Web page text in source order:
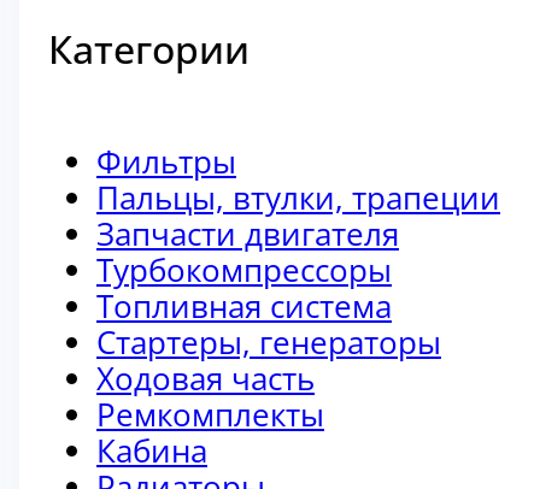
Категории
Фильтры
Пальцы, втулки, трапеции
Запчасти двигателя
Турбокомпрессоры
Топливная система
Стартеры, генераторы
Ходовая часть
Ремкомплекты
Кабина